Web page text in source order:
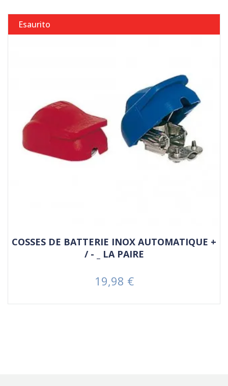
Esaurito
COSSES DE BATTERIE INOX AUTOMATIQUE +
/ - _ LA PAIRE
Prezzo
19,98 €